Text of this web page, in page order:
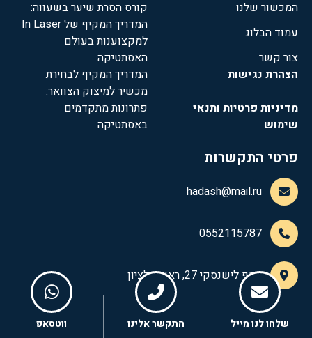
שלחו לנו מייל התקשר אלינו ווטסאפ
המכשור שלנו
עמוד הבלוג
צור קשר
הצהרת נגישות
מדיניות פרטיות ותנאי
שימוש
קורס הסרת שיער בשעווה:
המדריך המקיף של In Laser
למקצוענות בעולם
האסתטיקה
המדריך המקיף לבחירת
מכשיר למיצוק הצוואר:
פתרונות מתקדמים
באסתטיקה
פרטי התקשרות
hadash@mail.ru
0552115787
יוסף לישנסקי 27, ראשון לציון